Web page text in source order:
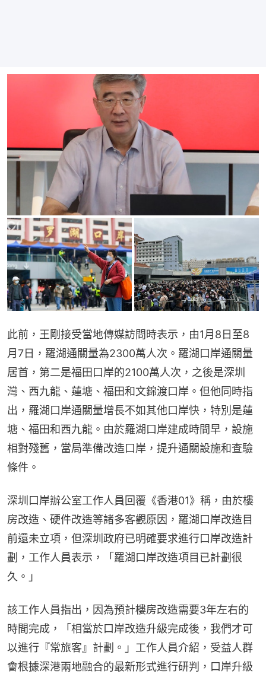
此前，王剛接受當地傳媒訪問時表示，由1月8日至8
月7日，羅湖通關量為2300萬人次。羅湖口岸通關量
居首，第二是福田口岸的2100萬人次，之後是深圳
灣、西九龍、蓮塘、福田和文錦渡口岸。但他同時指
出，羅湖口岸通關量增長不如其他口岸快，特別是蓮
塘、福田和西九龍。由於羅湖口岸建成時間早，設施
相對殘舊，當局準備改造口岸，提升通關設施和查驗
條件。
深圳口岸辦公室工作人員回覆《香港01》稱，由於樓
房改造、硬件改造等諸多客觀原因，羅湖口岸改造目
前還未立項，但深圳政府已明確要求進行口岸改造計
劃，工作人員表示，「羅湖口岸改造項目已計劃很
久。」
該工作人員指出，因為預計樓房改造需要3年左右的
時間完成，「相當於口岸改造升級完成後，我們才可
以進行『常旅客』計劃。」工作人員介紹，受益人群
會根據深港兩地融合的最新形式進行研判，口岸升級